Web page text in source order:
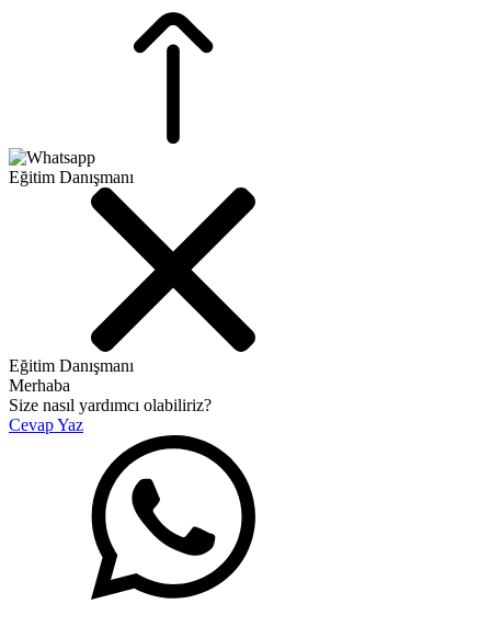
Eğitim Danışmanı
Eğitim Danışmanı
Merhaba
Size nasıl yardımcı olabiliriz?
Cevap Yaz